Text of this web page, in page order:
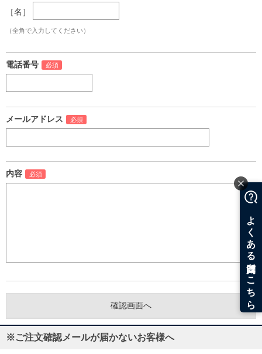
［名］
（全角で入力してください）
電話番号
メールアドレス
内容
※ご注文確認メールが届かないお客様へ